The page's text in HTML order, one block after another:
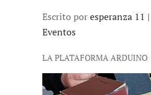
Escrito poresperanza 11
Eventos
LA PLATAFORMA ARDUINO